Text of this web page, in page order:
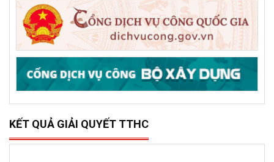
KẾT QUẢ GIẢI QUYẾT TTHC